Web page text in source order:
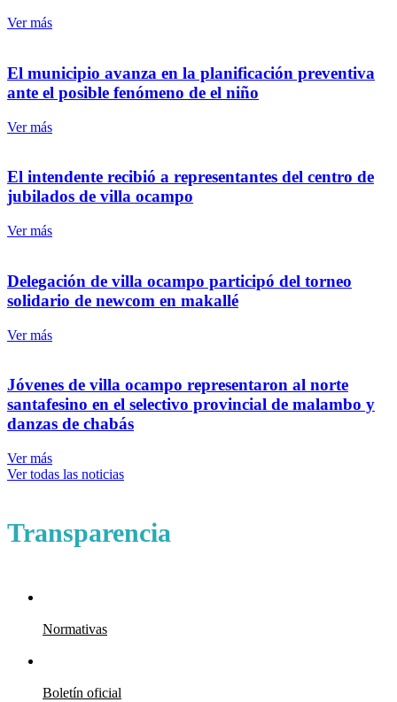
Ver más
el municipio avanza en la planificación preventiva
ante el posible fenómeno de el niño
Ver más
el intendente recibió a representantes del centro de
jubilados de villa ocampo
Ver más
delegación de villa ocampo participó del torneo
solidario de newcom en makallé
Ver más
jóvenes de villa ocampo representaron al norte
santafesino en el selectivo provincial de malambo y
danzas de chabás
Ver más
Ver todas las noticias
Transparencia
Normativas
Boletín oficial